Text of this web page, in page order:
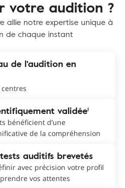
votre audition ?
allie notre expertise unique à
de chaque instant
de l'audition en
validée¹
bénéficient d’une
de la compréhension
auditifs brevetés
avec précision votre profil
vos attentes